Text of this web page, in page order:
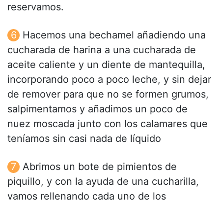
reservamos.
Hacemos una bechamel añadiendo una
cucharada de harina a una cucharada de
aceite caliente y un diente de mantequilla,
incorporando poco a poco leche, y sin dejar
de remover para que no se formen grumos,
salpimentamos y añadimos un poco de
nuez moscada junto con los calamares que
teníamos sin casi nada de líquido
Abrimos un bote de pimientos de
piquillo, y con la ayuda de una cucharilla,
vamos rellenando cada uno de los